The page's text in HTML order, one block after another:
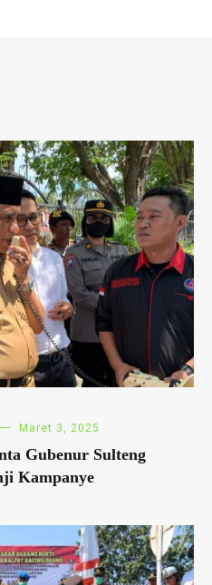
Maret 3, 2025
Gubenur Sulteng
Kampanye